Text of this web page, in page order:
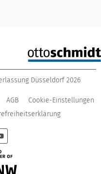
Düsseldorf 2026
AGB
Cookie-Einstellungen